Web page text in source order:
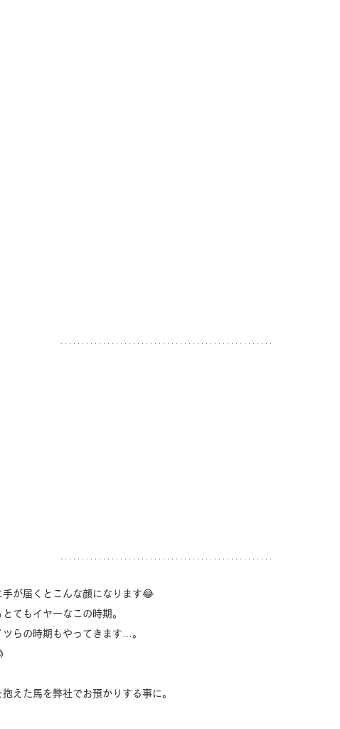
手が届くとこんな顔になります😂
てもイヤーなこの時期。
らの時期もやってきます…。
えた馬を弊社でお預かりする事に。